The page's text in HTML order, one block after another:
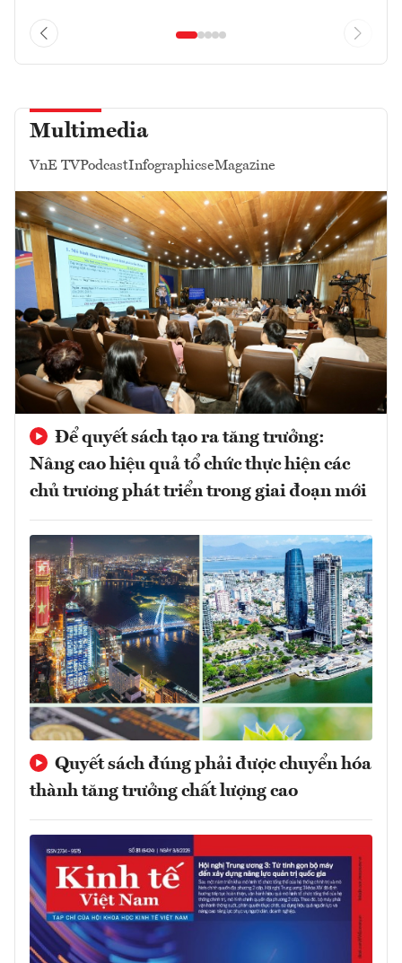
Multimedia
VnE TVPodcastInfographicseMagazine
Để quyết sách tạo ra tăng trưởng:
Nâng cao hiệu quả tổ chức thực hiện các
chủ trương phát triển trong giai đoạn mới
Quyết sách đúng phải được chuyển hóa
thành tăng trưởng chất lượng cao